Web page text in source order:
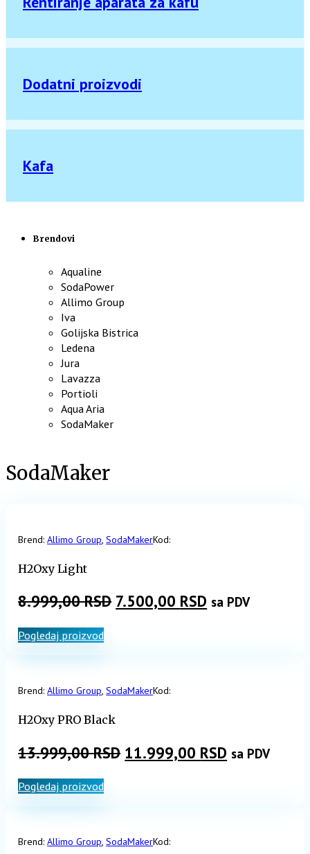
Dodatni proizvodi
Kafa
Brendovi
Aqualine
SodaPower
Allimo Group
Iva
Golijska Bistrica
Ledena
Jura
Lavazza
Portioli
Aqua Aria
SodaMaker
SodaMaker
Brend:Allimo Group,SodaMakerKod:
H2Oxy Light
8.999,00RSD Originalna
7.500,00 RSD Trenutna
sa PDV
Pogledaj proizvod
Brend:Allimo Group,SodaMakerKod:
H2Oxy PRO Black
13.999,00RSD Originalna
11.999,00 RSD Trenutna
sa PDV
Pogledaj proizvod
Brend:Allimo Group,SodaMakerKod: